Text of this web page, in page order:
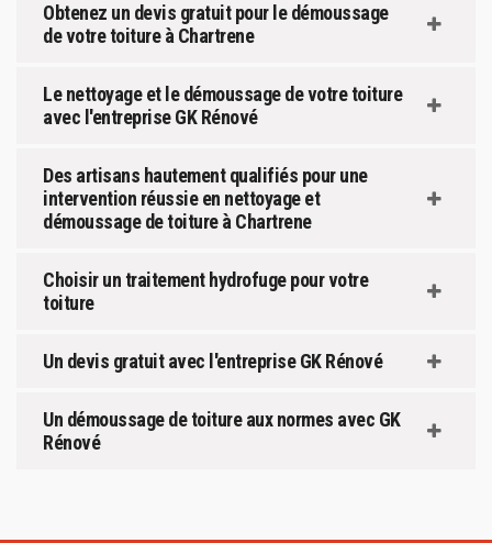
Obtenez un devis gratuit pour le démoussage
de votre toiture à Chartrene
Le nettoyage et le démoussage de votre toiture
avec l'entreprise GK Rénové
Des artisans hautement qualifiés pour une
intervention réussie en nettoyage et
démoussage de toiture à Chartrene
Choisir un traitement hydrofuge pour votre
toiture
Un devis gratuit avec l'entreprise GK Rénové
Un démoussage de toiture aux normes avec GK
Rénové